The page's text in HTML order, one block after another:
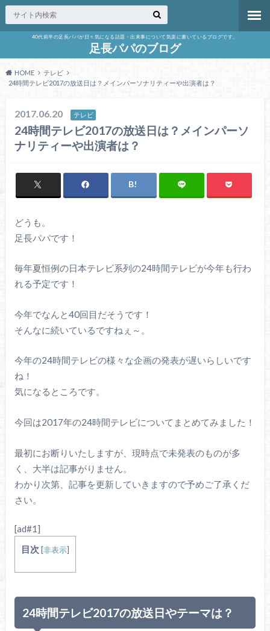
40代前半の足長パパが日々気になる話題・出来事について気楽に書いているブログです。
足長パパのブログ
HOME
テレビ
24時間テレビ2017の放送日は？メインパーソナリティーや出演者は？
2017.06.20 テレビ
24時間テレビ2017の放送日は？メインパーソ
ナリティーや出演者は？
どうも。
足長パパです！
毎年夏恒例の日本テレビ系列の24時間テレビが今年も行わ
れる予定です！
今年でなんと40回目だそうです！
そんなに続いているですねぇ～。
今年の24時間テレビの様々な企画の発表が遅いらしいです
ね！
気になるところです。
今回は2017年の24時間テレビについてまとめてみました！
最初にお断りいたしますが、現時点で未発表のものが多
く、大半は記事がりません。
わかり次第、記事を更新していきますので予めご了承くだ
さい。
[ad#1]
目次 [非表示]
24時間テレビ2017の放送日やテーマは？